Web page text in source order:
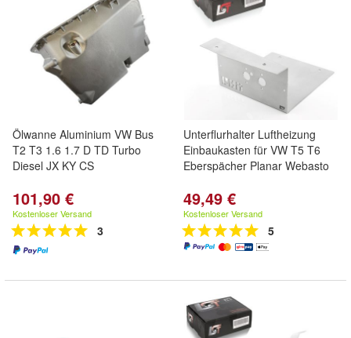
Ölwanne Aluminium VW Bus
T2 T3 1.6 1.7 D TD Turbo
Diesel JX KY CS
101,90 €
Kostenloser Versand
3
Unterflurhalter Luftheizung
Einbaukasten für VW T5 T6
Eberspächer Planar Webasto
49,49 €
Kostenloser Versand
5